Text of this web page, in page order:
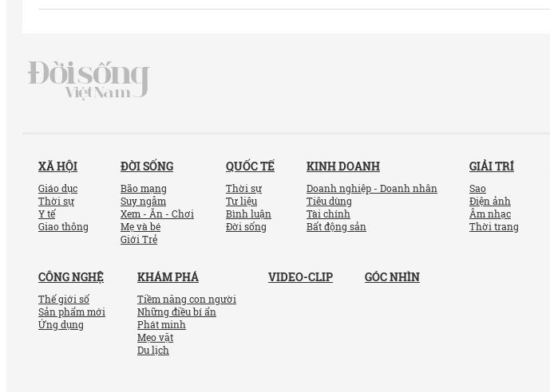
XÃ HỘI
Giáo dục
Thời sự
Y tế
Giao thông
ĐỜI SỐNG
Bão mạng
Suy ngẫm
Xem - Ăn - Chơi
Mẹ và bé
Giới Trẻ
QUỐC TẾ
Thời sự
Tư liệu
Bình luận
Đời sống
KINH DOANH
Doanh nghiệp - Doanh nhân
Tiêu dùng
Tài chính
Bất động sản
GIẢI TRÍ
Sao
Điện ảnh
Âm nhạc
Thời trang
CÔNG NGHỆ
Thế giới số
Sản phẩm mới
Ứng dụng
KHÁM PHÁ
Tiềm năng con người
Những điều bí ẩn
Phát minh
Mẹo vặt
Du lịch
VIDEO-CLIP GÓC NHÌN